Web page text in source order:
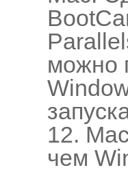
можно
12.
чем